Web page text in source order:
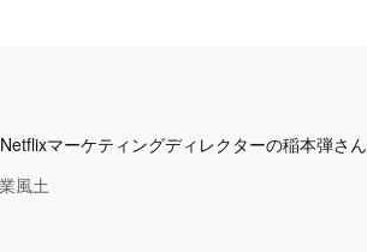
マーケティングディレクターの稲本弾さん
風土